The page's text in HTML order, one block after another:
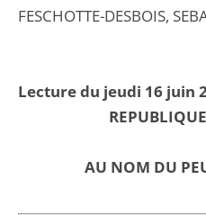
FESCHOTTE-DESBOIS,
Lecture du jeudi 16 juin
AU NOM DU